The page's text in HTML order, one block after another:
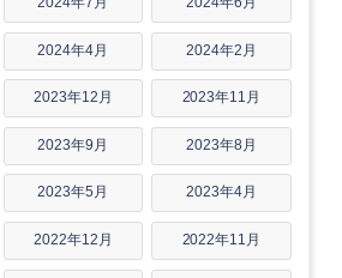
2024年4月 2024年2月
2023年12月 2023年11月
2023年9月 2023年8月
2023年5月 2023年4月
2022年12月 2022年11月